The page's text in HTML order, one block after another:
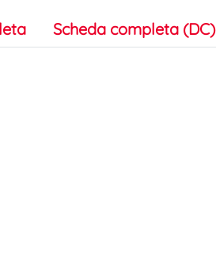
Scheda completa (DC)